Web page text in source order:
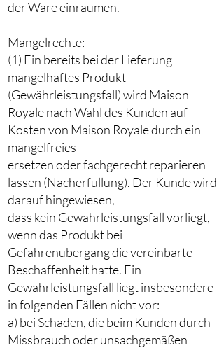
der Ware einräumen.
Mängelrechte:
(1) Ein bereits bei der Lieferung
mangelhaftes Produkt
(Gewährleistungsfall) wird Maison
Royale nach Wahl des Kunden auf
Kosten von Maison Royale durch ein
mangelfreies
ersetzen oder fachgerecht reparieren
lassen (Nacherfüllung). Der Kunde wird
darauf hingewiesen,
dass kein Gewährleistungsfall vorliegt,
wenn das Produkt bei
Gefahrenübergang die vereinbarte
Beschaffenheit hatte. Ein
Gewährleistungsfall liegt insbesondere
in folgenden Fällen nicht vor:
a) bei Schäden, die beim Kunden durch
Missbrauch oder unsachgemäßen